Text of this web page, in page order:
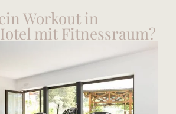
Workout in
mit Fitnessraum?